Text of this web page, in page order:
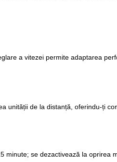
a vitezei permite adaptarea
unității de la distanță, oferindu-ți
minute; se dezactivează la oprirea